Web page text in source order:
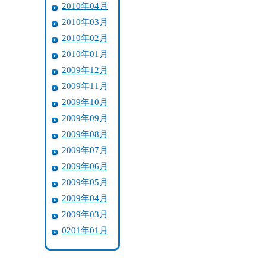
2010年04月
2010年03月
2010年02月
2010年01月
2009年12月
2009年11月
2009年10月
2009年09月
2009年08月
2009年07月
2009年06月
2009年05月
2009年04月
2009年03月
0201年01月